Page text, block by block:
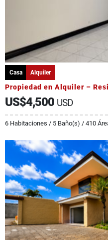
Casa Alquiler
Propiedad en Alquiler –
US$4,500 USD
6 Habitaciones / 5 Baño(s) / 410